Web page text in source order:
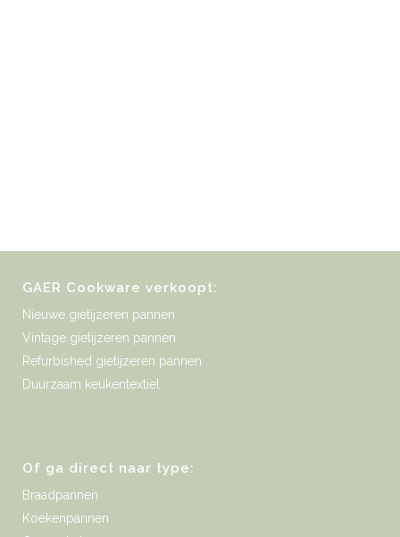
GAER Cookware verkoopt:
Nieuwe gietijzeren pannen
Vintage gietijzeren pannen
Refurbished gietijzeren pannen
Duurzaam keukentextiel
Of ga direct naar type:
Braadpannen
Koekenpannen